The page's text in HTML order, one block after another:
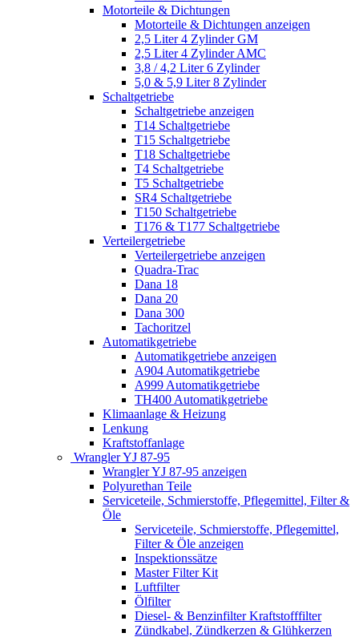
Motorteile & Dichtungen
Motorteile & Dichtungen anzeigen
2,5 Liter 4 Zylinder GM
2,5 Liter 4 Zylinder AMC
3,8 / 4,2 Liter 6 Zylinder
5,0 & 5,9 Liter 8 Zylinder
Schaltgetriebe
Schaltgetriebe anzeigen
T14 Schaltgetriebe
T15 Schaltgetriebe
T18 Schaltgetriebe
T4 Schaltgetriebe
T5 Schaltgetriebe
SR4 Schaltgetriebe
T150 Schaltgetriebe
T176 & T177 Schaltgetriebe
Verteilergetriebe
Verteilergetriebe anzeigen
Quadra-Trac
Dana 18
Dana 20
Dana 300
Tachoritzel
Automatikgetriebe
Automatikgetriebe anzeigen
A904 Automatikgetriebe
A999 Automatikgetriebe
TH400 Automatikgetriebe
Klimaanlage & Heizung
Lenkung
Kraftstoffanlage
Wrangler YJ 87-95
Wrangler YJ 87-95 anzeigen
Polyurethan Teile
Serviceteile, Schmierstoffe, Pflegemittel, Filter &
Öle
Serviceteile, Schmierstoffe, Pflegemittel,
Filter & Öle anzeigen
Inspektionssätze
Master Filter Kit
Luftfilter
Ölfilter
Diesel- & Benzinfilter Kraftstofffilter
Zündkabel, Zündkerzen & Glühkerzen